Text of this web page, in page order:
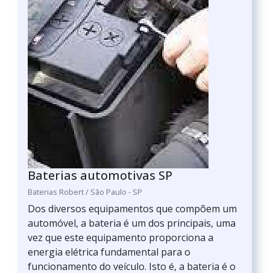
Baterias automotivas SP
Baterias Robert / São Paulo - SP
Dos diversos equipamentos que compõem um
automóvel, a bateria é um dos principais, uma
vez que este equipamento proporciona a
energia elétrica fundamental para o
funcionamento do veículo. Isto é, a bateria é o